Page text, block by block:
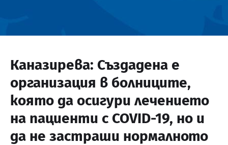
Каназирева: Създадена е
организация в болниците,
която да осигури лечението
на пациенти с COVID-19, но и
да не застраши нормалното